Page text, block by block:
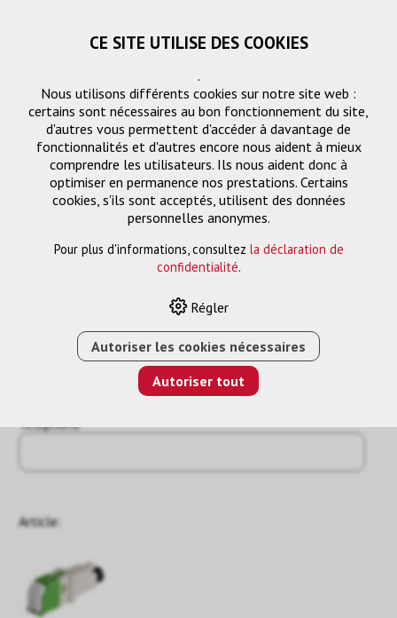
Demande
Nom ou entreprise *
Téléphone
Article:
CE SITE UTILISE DES COOKIES
.
Nous utilisons différents cookies sur notre site web :
certains sont nécessaires au bon fonctionnement du site,
d'autres vous permettent d'accéder à davantage de
fonctionnalités et d'autres encore nous aident à mieux
comprendre les utilisateurs. Ils nous aident donc à
optimiser en permanence nos prestations. Certains
cookies, s'ils sont acceptés, utilisent des données
personnelles anonymes.
Pour plus d'informations, consultez la déclaration de
confidentialité.
Régler
Autoriser les cookies nécessaires
Autoriser tout